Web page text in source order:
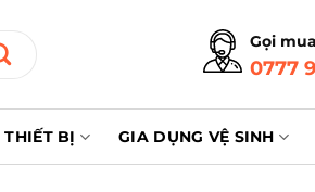
Gọi
0777
THIẾT BỊ GIA DỤNG VỆ SINH